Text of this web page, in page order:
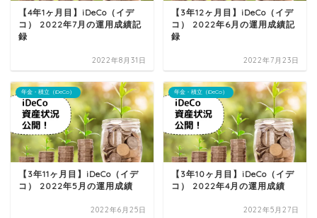
【4年1ヶ月目】iDeCo（イデ
コ） 2022年7月の運用成績記
録
2022年8月31日
【3年12ヶ月目】iDeCo（イデ
コ） 2022年6月の運用成績記
録
2022年7月23日
年金・積立（iDeCo）
【3年11ヶ月目】iDeCo（イデ
コ） 2022年5月の運用成績
2022年6月25日
年金・積立（iDeCo）
【3年10ヶ月目】iDeCo（イデ
コ） 2022年4月の運用成績
2022年5月27日